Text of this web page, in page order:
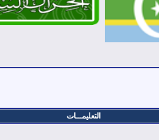
التعليمـــات